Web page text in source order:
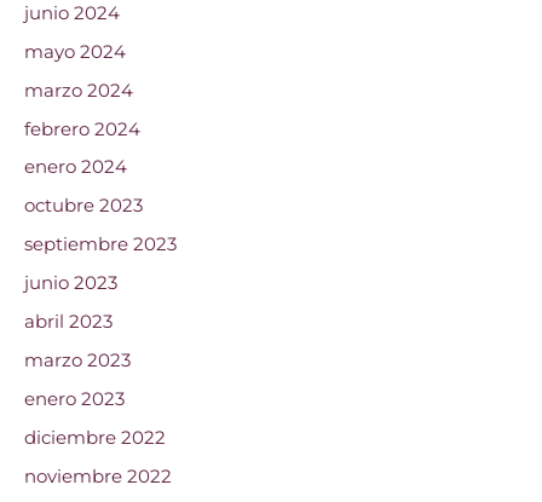
junio 2024
mayo 2024
marzo 2024
febrero 2024
enero 2024
octubre 2023
septiembre 2023
junio 2023
abril 2023
marzo 2023
enero 2023
diciembre 2022
noviembre 2022